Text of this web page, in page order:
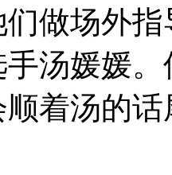
做场外
汤媛媛
着汤的